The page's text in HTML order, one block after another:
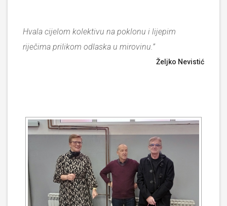
Hvala cijelom kolektivu na poklonu i lijepim
riječima prilikom odlaska u mirovinu.”
Željko Nevistić